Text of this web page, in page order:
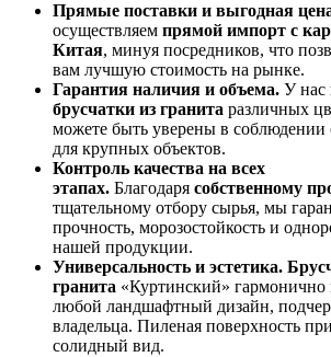
Прямые поставки и выгодная
осуществляем прямой импорт с
Китая, минуя посредников, что
вам лучшую стоимость на рынке.
Гарантия наличия и объема. У нас
брусчатки из гранита различных
можете быть уверены в соблюдении
для крупных объектов.
Контроль качества на всех
этапах. Благодаря собственному
тщательному отбору сырья, мы
прочность, морозостойкость и
нашей продукции.
Универсальность и эстетика.
гранита «Куртинский» гармонично
любой ландшафтный дизайн,
владельца. Пиленая поверхность
солидный вид.